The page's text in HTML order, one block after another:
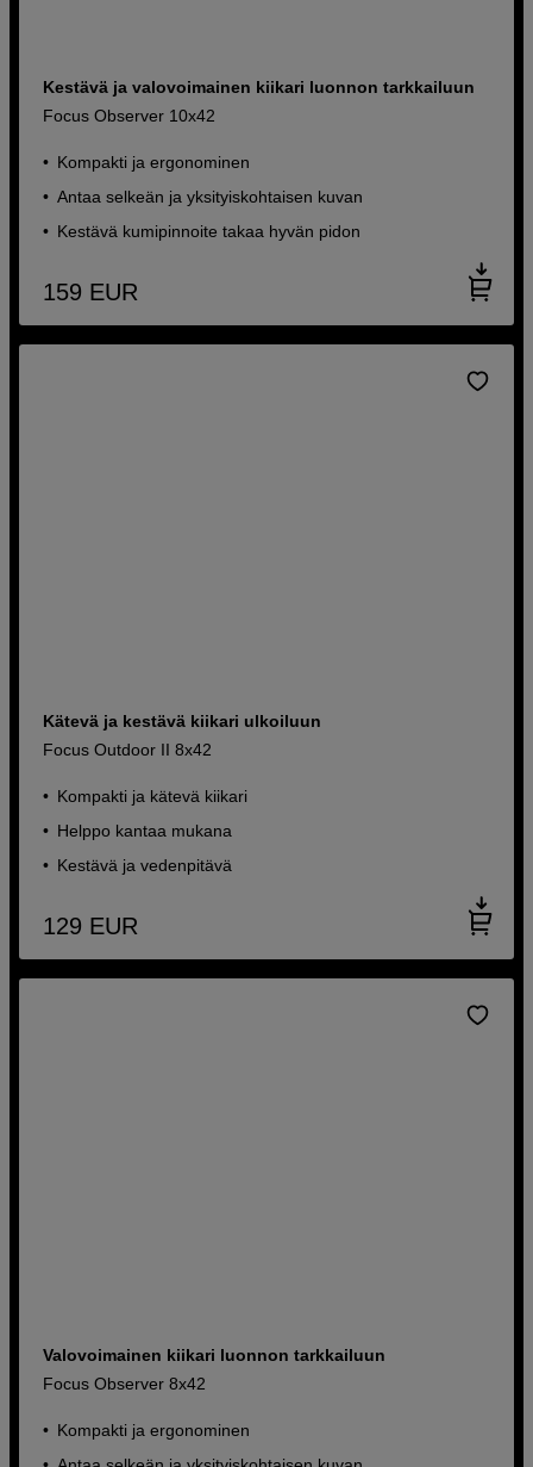
Kestävä ja valovoimainen kiikari luonnon tarkkailuun
Focus Observer 10x42
Kompakti ja ergonominen
Antaa selkeän ja yksityiskohtaisen kuvan
Kestävä kumipinnoite takaa hyvän pidon
159 EUR
Kätevä ja kestävä kiikari ulkoiluun
Focus Outdoor II 8x42
Kompakti ja kätevä kiikari
Helppo kantaa mukana
Kestävä ja vedenpitävä
129 EUR
Valovoimainen kiikari luonnon tarkkailuun
Focus Observer 8x42
Kompakti ja ergonominen